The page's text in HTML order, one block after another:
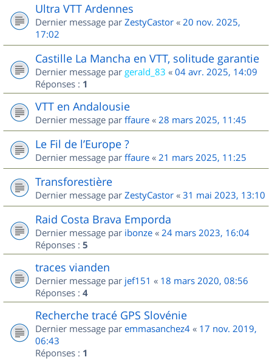
Ultra VTT Ardennes
Dernier message par ZestyCastor « 20 nov. 2025,
17:02
Castille La Mancha en VTT, solitude garantie
Dernier message par gerald_83 « 04 avr. 2025, 14:09
Réponses : 1
VTT en Andalousie
Dernier message par ffaure « 28 mars 2025, 11:45
Le Fil de l’Europe ?
Dernier message par ffaure « 21 mars 2025, 11:25
Transforestière
Dernier message par ZestyCastor « 31 mai 2023, 13:10
Raid Costa Brava Emporda
Dernier message par ibonze « 24 mars 2023, 16:04
Réponses : 5
traces vianden
Dernier message par jef151 « 18 mars 2020, 08:56
Réponses : 4
Recherche tracé GPS Slovénie
Dernier message par emmasanchez4 « 17 nov. 2019,
06:43
Réponses : 1